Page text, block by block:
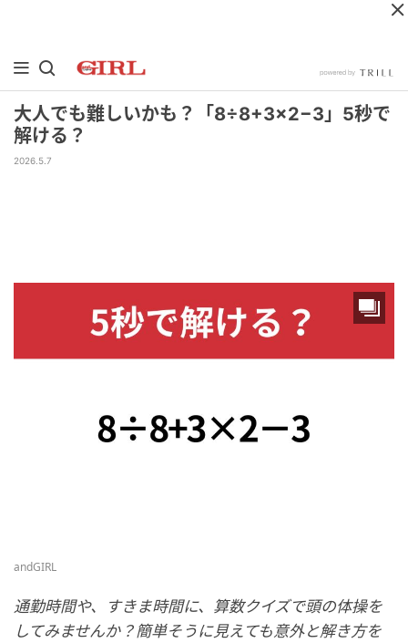
大人でも難しいかも？「8÷8+3×2−3」5秒で
解ける？
2026.5.7
andGIRL
通勤時間や、すきま時間に、算数クイズで頭の体操を
してみませんか？簡単そうに見えても意外と解き方を